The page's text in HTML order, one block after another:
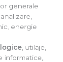
generale
energie
, utilaje,
informatice,